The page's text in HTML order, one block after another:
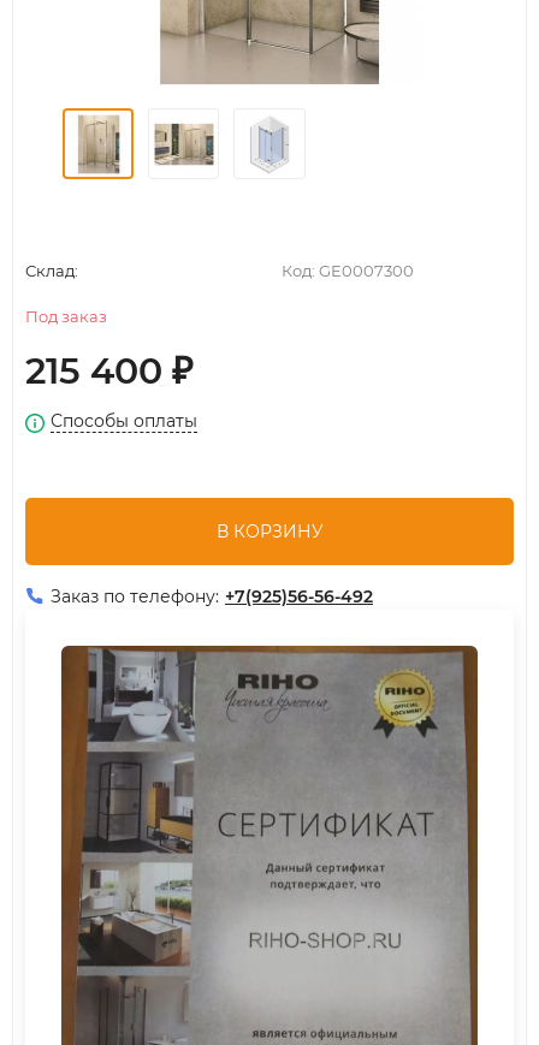
Код: GE0007300
Склад:
Под заказ
215 400 ₽
Способы оплаты
В КОРЗИНУ
Заказ по телефону: +7(925)56-56-492